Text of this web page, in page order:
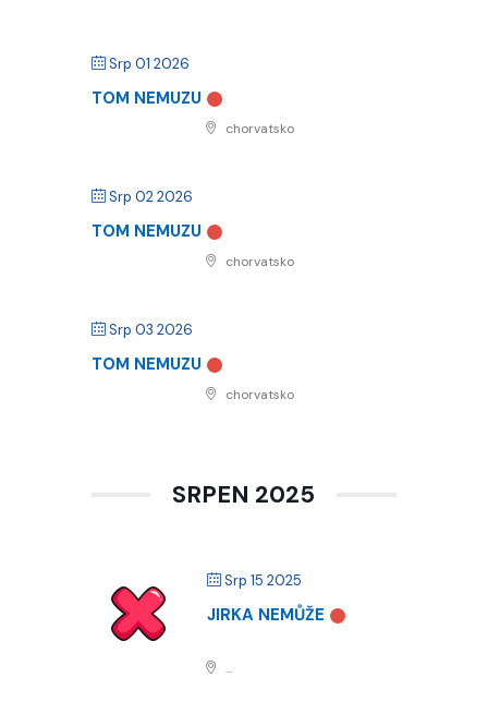
Srp 01 2026
TOM NEMUZU
chorvatsko
Srp 02 2026
TOM NEMUZU
chorvatsko
Srp 03 2026
TOM NEMUZU
chorvatsko
SRPEN 2025
Srp 15 2025
JIRKA NEMŮŽE
...